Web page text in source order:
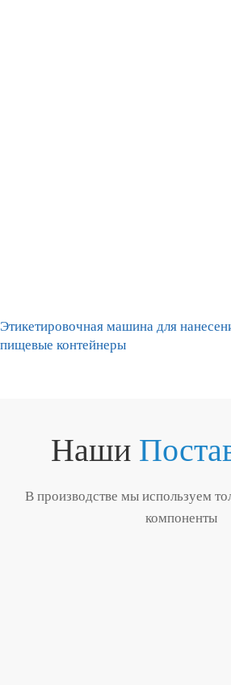
Этикетировочная машина для
пищевые контейнеры
Наши
В производстве мы используем
компоненты